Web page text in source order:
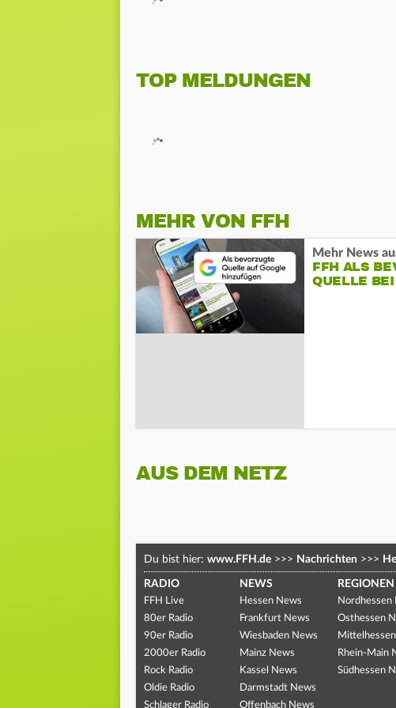
TOP MELDUNGEN
MEHR VON FFH
Mehr News
FFH ALS
QUELLE
AUS DEM NETZ
Du bist hier: www.FFH.de >>> Nachrichten >>>
RADIO
FFH Live
80er Radio
90er Radio
2000er Radio
Rock Radio
Oldie Radio
Schlager Radio
NEWS
Hessen News
Frankfurt News
Wiesbaden News
Mainz News
Kassel News
Darmstadt News
Offenbach News
REGIONEN
Nordhessen
Osthessen
Rhein-Main
Südhessen